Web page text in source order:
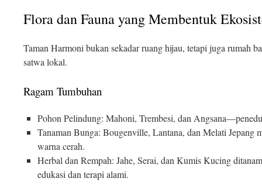
Flora dan Fauna yang Membentuk
Taman Harmoni bukan sekadar ruang hijau, tetapi juga rumah
satwa lokal.
Ragam Tumbuhan
Pohon Pelindung: Mahoni, Trembesi, dan
Tanaman Bunga: Bougenville, Lantana, dan Melati Jepang
warna cerah.
Herbal dan Rempah: Jahe, Serai, dan Kumis Kucing
edukasi dan terapi alami.